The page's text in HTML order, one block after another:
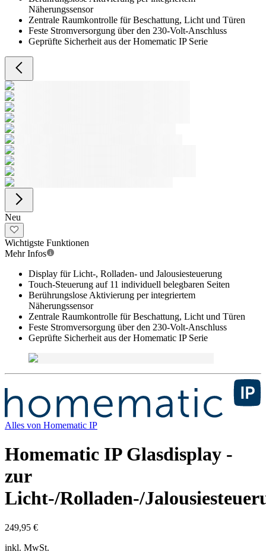
Näherungssensor
Zentrale Raumkontrolle für Beschattung, Licht und Türen
Feste Stromversorgung über den 230-Volt-Anschluss
Geprüfte Sicherheit aus der Homematic IP Serie
Neu
Wichtigste Funktionen
Mehr Infos
Display für Licht-, Rolladen- und Jalousiesteuerung
Touch-Steuerung auf 11 individuell belegbaren Seiten
Berührungslose Aktivierung per integriertem
Näherungssensor
Zentrale Raumkontrolle für Beschattung, Licht und Türen
Feste Stromversorgung über den 230-Volt-Anschluss
Geprüfte Sicherheit aus der Homematic IP Serie
Alles von Homematic IP
Homematic IP Glasdisplay -
zur
Licht-/Rolladen-/
249,95 €
inkl. MwSt.